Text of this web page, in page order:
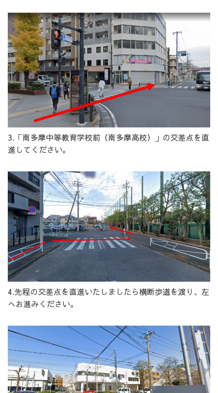
3.「南多摩中等教育学校前（南多摩高校）」の交差点を直
進してください。
4.先程の交差点を直進いたしましたら横断歩道を渡り、左
へお進みください。